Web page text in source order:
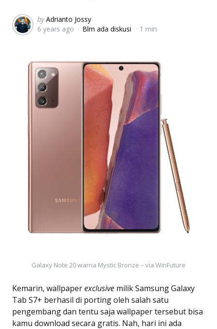
Posted
by
by Adrianto Jossy
6 years ago
Blm ada diskusi 1 min
Galaxy Note 20 warna Mystic Bronze – via WinFuture
Kemarin, wallpaperexclusive milik Samsung Galaxy
Tab S7+ berhasil di porting oleh salah satu
pengembang dan tentu saja wallpaper tersebut bisa
kamu download secara gratis. Nah, hari ini ada